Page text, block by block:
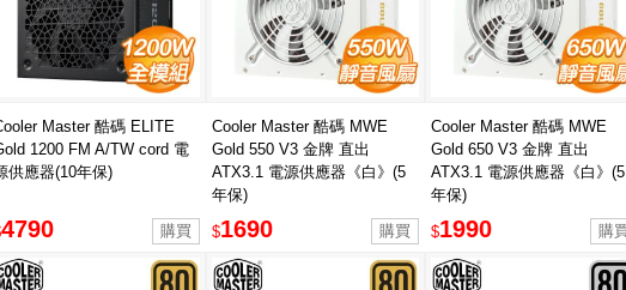
Master 酷碼 ELITE
1200 FM A/TW cord 電
供應器(10年保)
4790
Cooler Master 酷碼 MWE
Gold 550 V3 金牌 直出
ATX3.1 電源供應器《白》(5
年保)
$1690
Cooler Master 酷碼 MWE
Gold 650 V3 金牌 直出
ATX3.1 電源供應器《白》(5
年保)
$1990